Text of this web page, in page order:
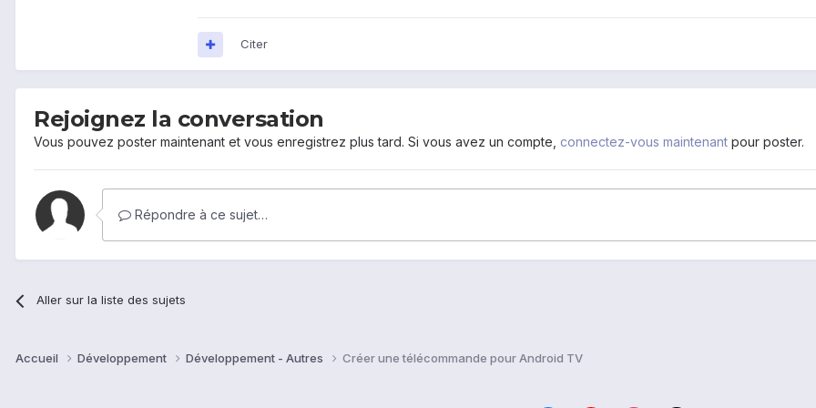
Citer
Rejoignez la conversation
Vous pouvez poster maintenant et vous enregistrez plus tard. Si vous avez un compte, connectez-vous maintenant pour poster.
Répondre à ce sujet…
Aller sur la liste des sujets
Accueil Développement Développement - Autres Créer une télécommande pour Android TV